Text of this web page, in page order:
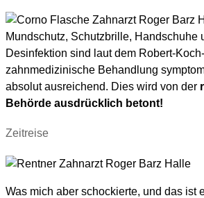
Mundschutz, Schutzbrille, Handschuhe
Desinfektion sind laut dem Robert-
zahnmedizinische Behandlung
absolut ausreichend. Dies wird von der
Behörde ausdrücklich betont!
Zeitreise
Was mich aber schockierte, und das ist